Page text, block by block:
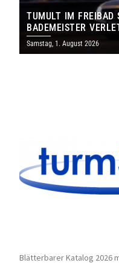
TUMULT IM FREIBAD
BADEMEISTER
Samstag, 1. August 2026
Blätterbarer Katalog 2026